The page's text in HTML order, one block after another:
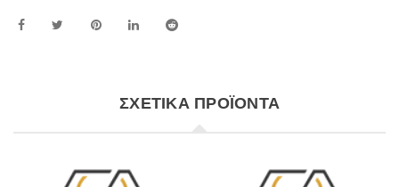
ΣΧΕΤΙΚΆ ΠΡΟΪΌΝΤΑ